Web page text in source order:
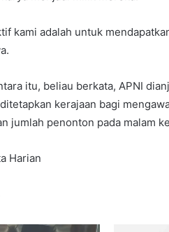
kami adalah untuk
itu, beliau berkata, APNI
kerajaan bagi
jumlah penonton pada malam
Harian